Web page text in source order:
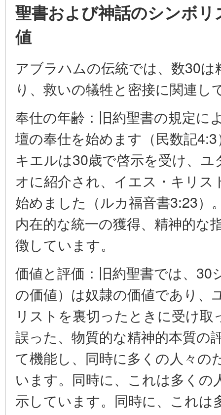
聖書および神話のシンボ
値
アブラハムの伝統では、数30
り、救いの犠牲と密接に関連し
奉仕の年齢：旧約聖書の規定に
壇の奉仕を始めます（民数記
キエルは30歳で啓示を受け、
オに紹介され、イエス・キリ
始めました（ルカ福音書3:23）
内在的な統一の獲得、精神的な
徴しています。
価値と評価：旧約聖書では、
の価値）は奴隷の価値であり、
リストを裏切ったときに受け
誤った、物質的な精神的本質の
て機能し、同時に多くの人々の
います。同時に、これは多く
示しています。同時に、これ